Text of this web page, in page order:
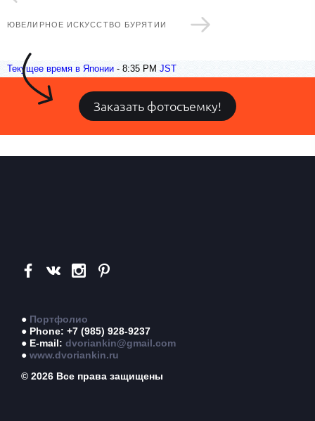
ЮВЕЛИРНОЕ ИСКУССТВО БУРЯТИИ
Текущее время в Японии - 8:35 PM JST
Заказать фотосъемку!
● Портфолио
● Phone: +7 (985) 928-9237
● E-mail: dvoriankin@gmail.com
● www.dvoriankin.ru
© 2026 Все права защищены